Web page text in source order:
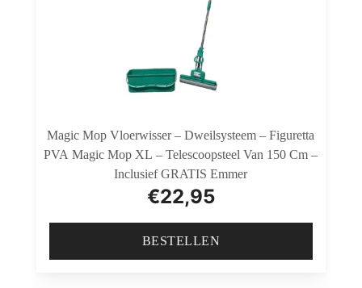
Magic Mop Vloerwisser – Dweilsysteem – Figuretta
PVA Magic Mop XL – Telescoopsteel Van 150 Cm –
Inclusief GRATIS Emmer
€22,95
BESTELLEN